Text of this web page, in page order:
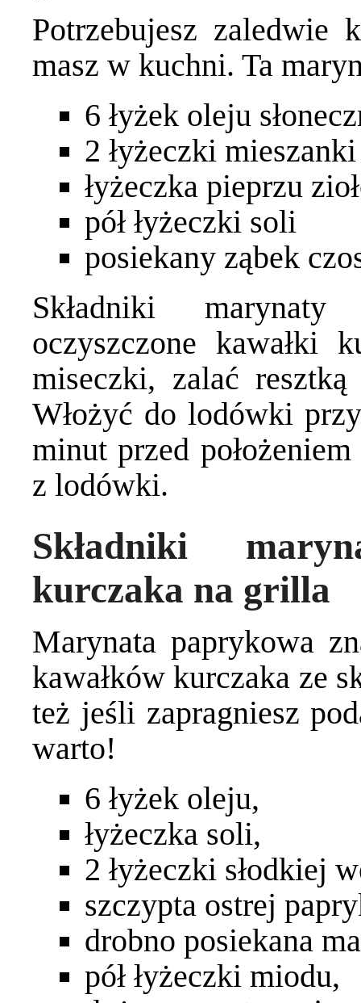
Potrzebujesz zaledwie
masz w kuchni. Ta
6 łyżek oleju
2 łyżeczki
łyżeczka pieprzu
pół łyżeczki soli
posiekany ząbek
Składniki
oczyszczone kawałki
miseczki, zalać
Włożyć do lodówki
minut przed
z lodówki.
Składniki
kurczaka na grilla
Marynata paprykowa
kawałków kurczaka ze
też jeśli zapragniesz
warto!
6 łyżek oleju,
łyżeczka soli,
2 łyżeczki słodkiej
szczypta ostrej
drobno posiekana
pół łyżeczki miodu,